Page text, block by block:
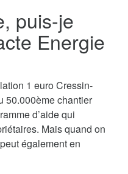
puis-je
Energie
1 euro Cressin-
50.000ème chantier
d’aide qui
Mais quand on
également en